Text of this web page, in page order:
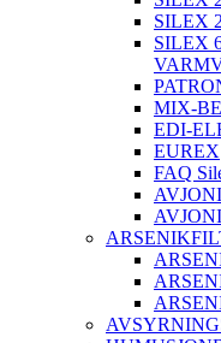
SILEX
SILEX
MIX-
EDI-
EUREX
FAQ